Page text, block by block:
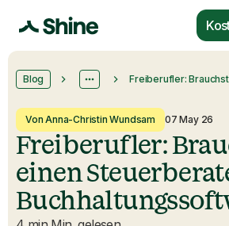
Blog
Von Anna-Christin Wundsam 07 May 26
Freiberufler:
einen